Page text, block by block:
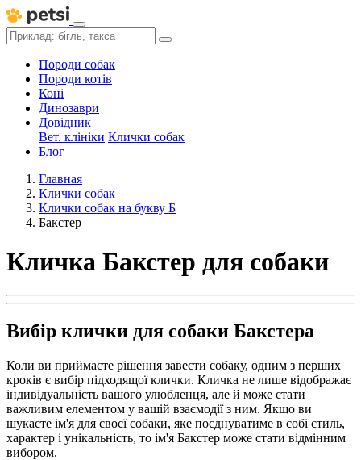
Породи собак
Породи котів
Коні
Динозаври
Довідник
Вет. клініки Клички собак
Блог
Главная
Клички собак
Клички собак на букву Б
Бакстер
Кличка Бакстер для собаки
Вибір клички для собаки Бакстера
Коли ви приймаєте рішення завести собаку, одним з перших
кроків є вибір підходящої клички. Кличка не лише відображає
індивідуальність вашого улюбленця, але й може стати
важливим елементом у вашій взаємодії з ним. Якщо ви
шукаєте ім'я для своєї собаки, яке поєднуватиме в собі стиль,
характер і унікальність, то ім'я Бакстер може стати відмінним
вибором.